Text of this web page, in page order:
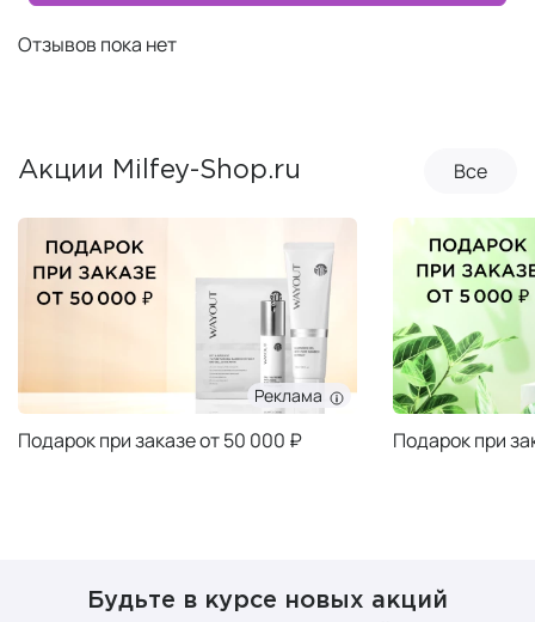
Отзывов пока нет
Акции Milfey-Shop.ru Все
Реклама
Подарок при заказе от 50 000 ₽ Подарок при
Будьте в курсе новых акций